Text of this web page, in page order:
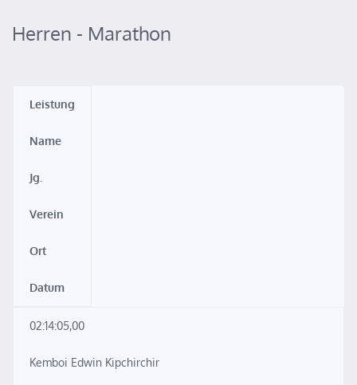
Herren - Marathon
Leistung
Name
Jg.
Verein
Ort
Datum
02:14:05,00
Kemboi Edwin Kipchirchir